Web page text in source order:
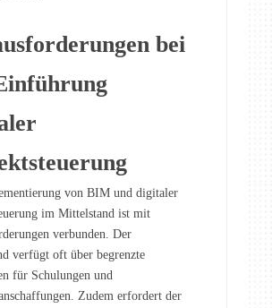
bei
von BIM und digitaler
im Mittelstand ist mit
verbunden. Der
verfügt oft über begrenzte
für Schulungen und
Zudem erfordert der